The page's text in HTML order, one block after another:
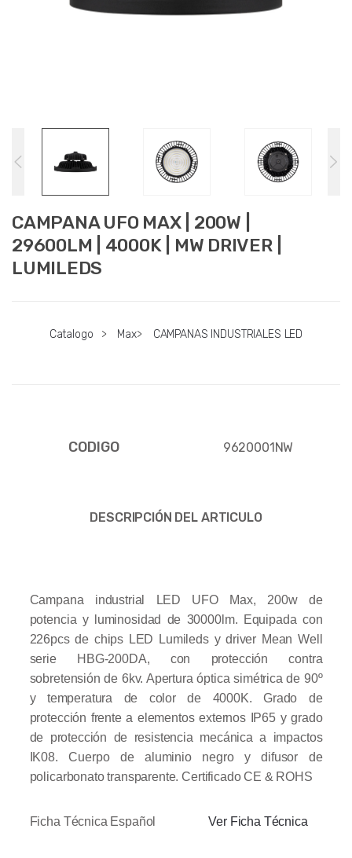
CAMPANA UFO MAX | 200W |
29600LM | 4000K | MW DRIVER |
LUMILEDS
Catalogo > Max> CAMPANAS INDUSTRIALES LED
CODIGO 9620001NW
DESCRIPCIÓN DEL ARTICULO
Campana industrial LED UFO Max, 200w de
potencia y luminosidad de 30000lm. Equipada con
226pcs de chips LED Lumileds y driver Mean Well
serie HBG-200DA, con protección contra
sobretensión de 6kv. Apertura óptica simétrica de 90º
y temperatura de color de 4000K. Grado de
protección frente a elementos externos IP65 y grado
de protección de resistencia mecánica a impactos
IK08. Cuerpo de aluminio negro y difusor de
policarbonato transparente.Certificado CE & ROHS
Ficha Técnica Español Ver Ficha Técnica